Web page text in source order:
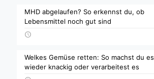
MHD abgelaufen? So erkennst du, ob
Lebensmittel noch gut sind
Welkes Gemüse retten: So machst du es
wieder knackig oder verarbeitest es